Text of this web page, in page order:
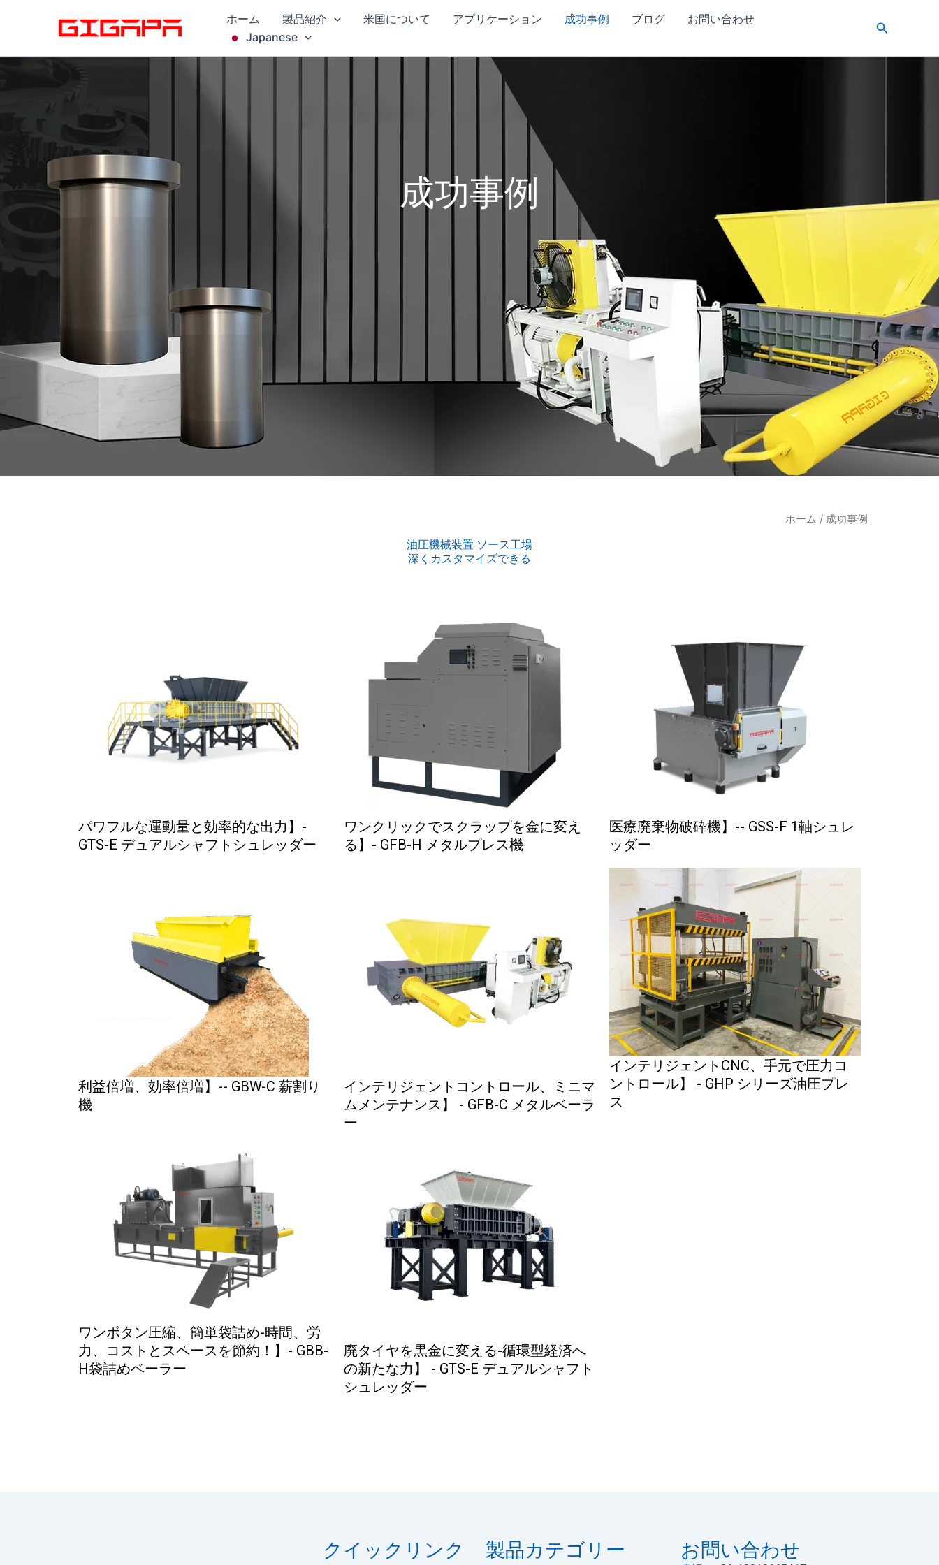
プ
ホーム 製品紹介 米国について アプリケーション 成功事例 ブログ
お問い合わせ
Japanese
検
成功事例
ホーム / 成功事例
油圧機械装置 ソース工場
深くカスタマイズできる
パワフルな運動量と効率的な出力】-
GTS-E デュアルシャフトシュレッダー
ワンクリックでスクラップを金に変え
る】- GFB-H メタルプレス機
医療廃棄物破砕機】-- GSS-F 1軸シュレ
ッダー
利益倍増、効率倍増】-- GBW-C 薪割り
機
ワンボタン圧縮、簡単袋詰め-時間、労
力、コストとスペースを節約！】- GBB-
H袋詰めベーラー
インテリジェントコントロール、ミニマ
ムメンテナンス】 - GFB-C メタルベーラ
ー
廃タイヤを黒金に変える-循環型経済へ
の新たな力】 - GTS-E デュアルシャフト
シュレッダー
インテリジェントCNC、手元で圧力コ
ントロール】 - GHP シリーズ油圧プレ
ス
クイックリンク 製品カテゴリー お問い合わせ